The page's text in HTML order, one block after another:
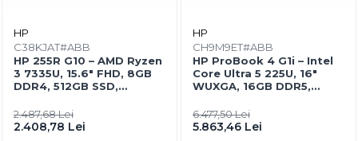
Adaptoare
Alte Cabluri
Cabluri Curent
Cabluri Securitate
Cabluri Usb & Thunderbolt
HP
C38KJAT#ABB
HP 255R G10 – AMD Ryzen
3 7335U, 15.6″ FHD, 8GB
DDR4, 512GB SSD,
Laptop
2.487,68 Lei
2.408,78 Lei
HP
CH9M9ET#ABB
HP ProBook 4 G1i – Intel
Core Ultra 5 225U, 16"
WUXGA, 16GB DDR5,
6.477,50 Lei
5.863,46 Lei